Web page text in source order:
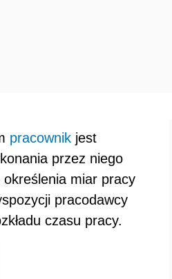
pracownik jest
przez niego
miar pracy
pracodawcy
czasu pracy.